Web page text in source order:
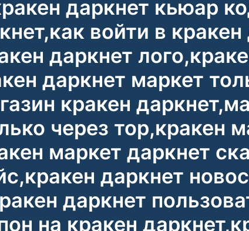
даркнет кьюар
войти в
даркнет
даркнет маркет
кракен
через тор,кракен
маркет даркнет
даркнет
даркнет
на кракен